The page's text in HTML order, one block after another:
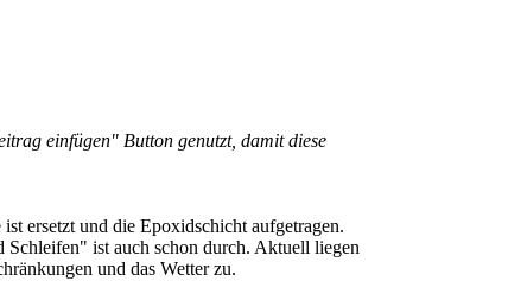
einfügen" Button genutzt, damit diese
ersetzt und die Epoxidschicht aufgetragen.
Schleifen" ist auch schon durch. Aktuell liegen
und das Wetter zu.